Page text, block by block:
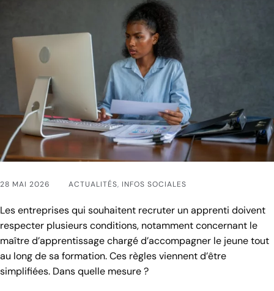
28 MAI 2026 ACTUALITÉS, INFOS SOCIALES
Les entreprises qui souhaitent recruter un apprenti doivent
respecter plusieurs conditions, notamment concernant le
maître d’apprentissage chargé d’accompagner le jeune tout
au long de sa formation. Ces règles viennent d’être
simplifiées. Dans quelle mesure ?